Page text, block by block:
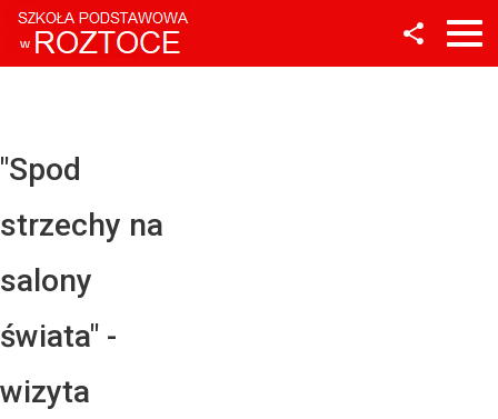
"Spod
strzechy na
salony
świata" -
wizyta